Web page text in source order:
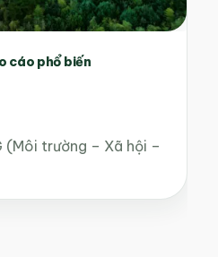
cáo phổ biến
(Môi trường – Xã hội –